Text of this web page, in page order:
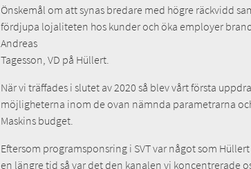
Önskemål om att synas bredare med högre räckvidd
fördjupa lojaliteten hos kunder och öka employer
Andreas
Tagesson, VD på Hüllert.
När vi träffades i slutet av 2020 så blev vårt första
möjligheterna inom de ovan nämnda parametrarna
Maskins budget.
Eftersom programsponsring i SVT var något som
en längre tid så var det den kanalen vi koncentrerade